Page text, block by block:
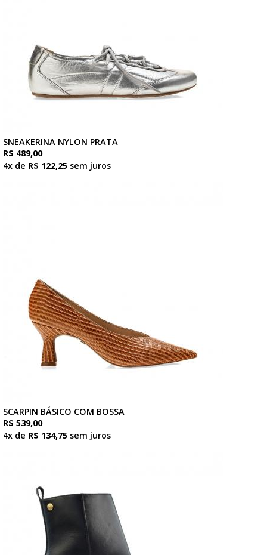
SNEAKERINA NYLON PRATA
R$ 489,00
4x de R$ 122,25 sem juros
SCARPIN BÁSICO COM BOSSA
R$ 539,00
4x de R$ 134,75 sem juros